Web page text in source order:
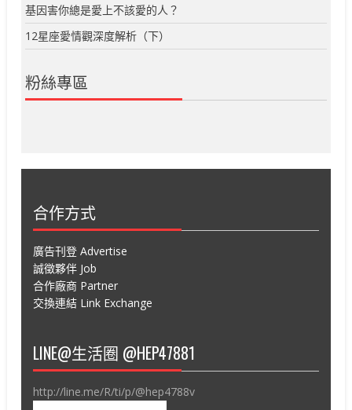
基因害你總是愛上不該愛的人？
12星座愛情觀深度解析（下）
粉絲專區
合作方式
廣告刊登 Advertise
誠徵夥伴 Job
合作廠商 Partner
交換連結 Link Exchange
LINE@生活圈 @HEP47881
http://line.me/R/ti/p/@hep4788v